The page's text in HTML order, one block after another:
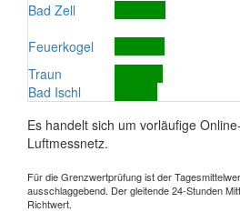
Bad Zell
Feuerkogel
Traun
Bad Ischl
Es handelt sich um vorläufige
Luftmessnetz.
Für die Grenzwertprüfung ist der
ausschlaggebend. Der gleitende 24-Stunden
Richtwert.